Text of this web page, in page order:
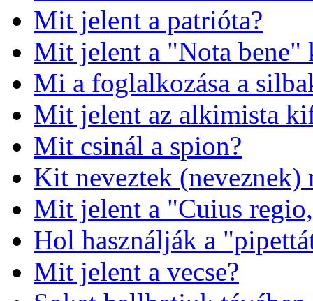
Mit jelent a patrióta?
Mit jelent a "Nota bene"
Mi a foglalkozása a
Mit jelent az alkimista
Mit csinál a spion?
Kit neveztek (neveznek)
Mit jelent a "Cuius
Hol használják a
Mit jelent a vecse?